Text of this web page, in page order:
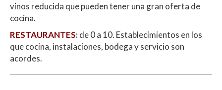
vinos reducida que pueden tener una gran oferta de
cocina.
RESTAURANTES:de 0 a 10. Establecimientos en los
que cocina, instalaciones, bodega y servicio son
acordes.